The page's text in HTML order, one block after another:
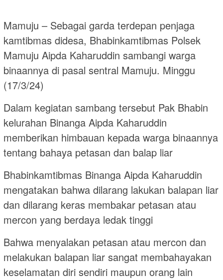
Mamuju – Sebagai garda terdepan penjaga
kamtibmas didesa, Bhabinkamtibmas Polsek
Mamuju Aipda Kaharuddin sambangi warga
binaannya di pasal sentral Mamuju. Minggu
(17/3/24)
Dalam kegiatan sambang tersebut Pak Bhabin
kelurahan Binanga Aipda Kaharuddin
memberikan himbauan kepada warga binaannya
tentang bahaya petasan dan balap liar
Bhabinkamtibmas Binanga Aipda Kaharuddin
mengatakan bahwa dilarang lakukan balapan liar
dan dilarang keras membakar petasan atau
mercon yang berdaya ledak tinggi
Bahwa menyalakan petasan atau mercon dan
melakukan balapan liar sangat membahayakan
keselamatan diri sendiri maupun orang lain